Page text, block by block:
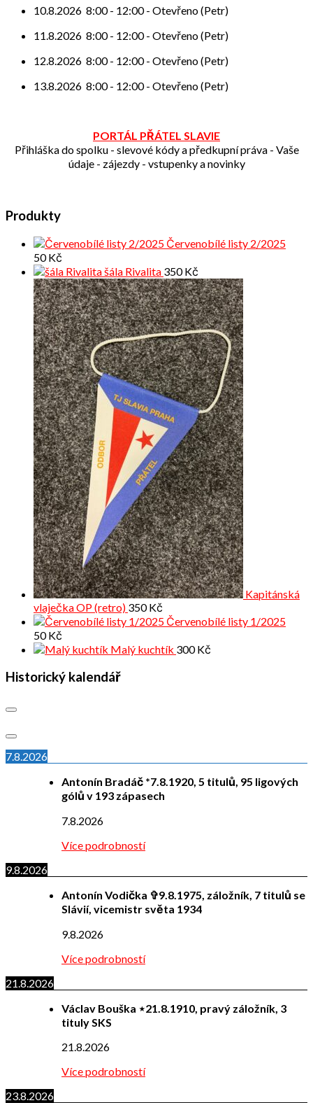
10.8.2026 8:00- 12:00- Otevřeno (Petr)
11.8.2026 8:00- 12:00- Otevřeno (Petr)
12.8.2026 8:00- 12:00- Otevřeno (Petr)
13.8.2026 8:00- 12:00- Otevřeno (Petr)
PORTÁL PŘÁTEL SLAVIE
Přihláška do spolku - slevové kódy a předkupní práva - Vaše
údaje - zájezdy - vstupenky a novinky
Produkty
Červenobílé listy 2/2025
50Kč
šála Rivalita 350Kč
Kapitánská
vlaječka OP (retro) 350Kč
Červenobílé listy 1/2025
50Kč
Malý kuchtík 300Kč
Historický kalendář
7.8.2026
Antonín Bradáč *7.8.1920, 5 titulů, 95 ligových
gólů v 193 zápasech
7.8.2026
Více podrobností
9.8.2026
Antonín Vodička ✞9.8.1975, záložník, 7 titulů se
Slávií, vicemistr světa 1934
9.8.2026
Více podrobností
21.8.2026
Václav Bouška ⋆21.8.1910, pravý záložník, 3
tituly SKS
21.8.2026
Více podrobností
23.8.2026